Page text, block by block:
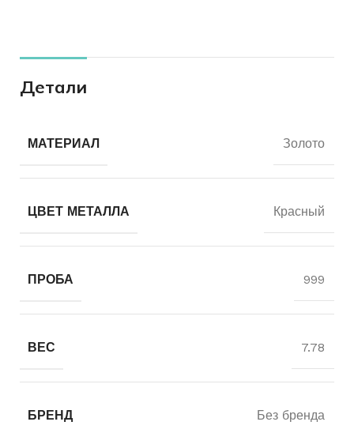
Детали
МАТЕРИАЛ Золото
ЦВЕТ МЕТАЛЛА Красный
ПРОБА 999
ВЕС 7.78
БРЕНД Без бренда